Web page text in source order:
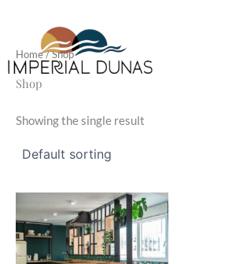
Home/ Shop
Shop
Showing the single result